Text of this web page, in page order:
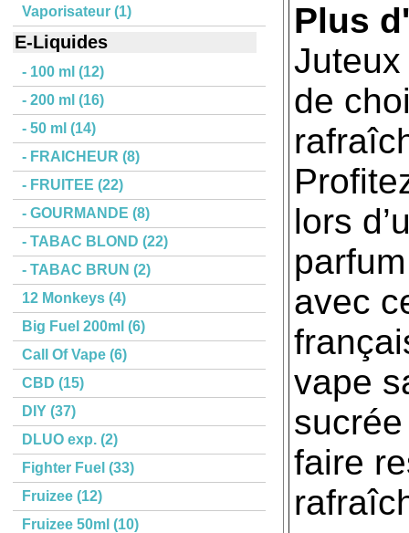
Vaporisateur (1)
E-Liquides
- 100 ml (12)
- 200 ml (16)
- 50 ml (14)
- FRAICHEUR (8)
- FRUITEE (22)
- GOURMANDE (8)
- TABAC BLOND (22)
- TABAC BRUN (2)
12 Monkeys (4)
Big Fuel 200ml (6)
Call Of Vape (6)
CBD (15)
DIY (37)
DLUO exp. (2)
Fighter Fuel (33)
Fruizee (12)
Fruizee 50ml (10)
Plus
de
lors
avec
vape
faire